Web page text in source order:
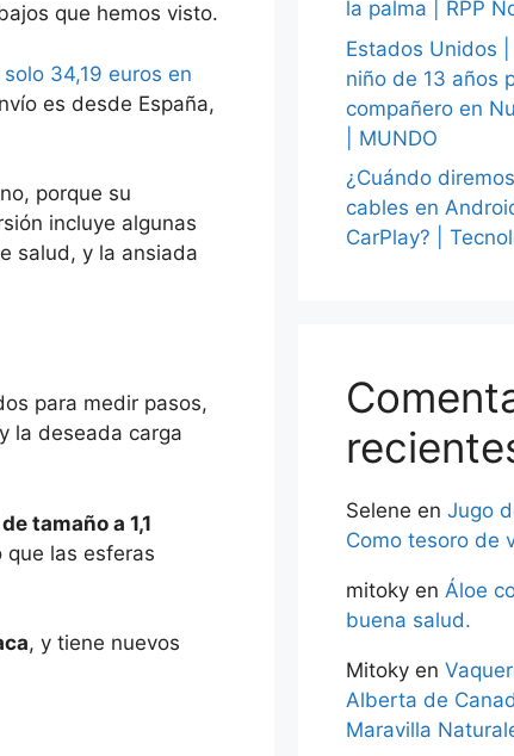
que hemos visto.
34,19 euros en
es desde España,
porque su
incluye algunas
salud, y la ansiada
para medir pasos,
la deseada carga
tamaño a 1,1
que las esferas
, y tiene nuevos
la palma | RPP
Estados Unidos
niño de 13 años
compañero en
| MUNDO
¿Cuándo
cables en
CarPlay? |
Selene en Jugo
Como tesoro de
mitoky en Áloe
buena salud.
Mitoky en
Alberta de
Maravilla